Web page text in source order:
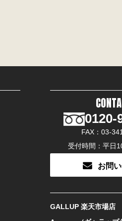
者に帰属しますの
む。）することはで
ますので、無断で転
0120-
FAX：03-
受付時間：平日
お問
GALLUP 楽天市場店